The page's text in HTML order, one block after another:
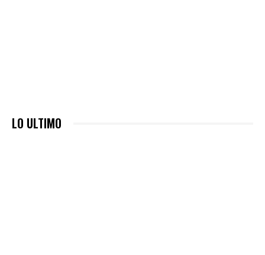
LO ULTIMO